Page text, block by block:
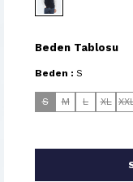
Beden Tablosu
Beden : S
S M L XL